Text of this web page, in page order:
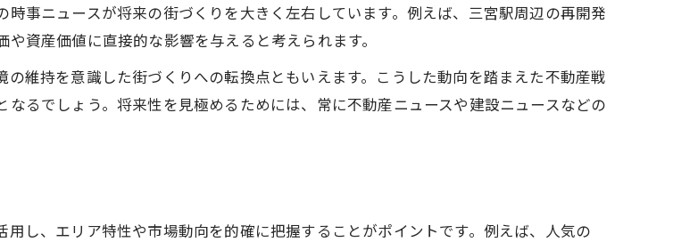
ュースで学ぶ神戸市の資産形成術
産ニュースから選ぶ安定投資の視点
事ネタで考える将来の資産価値
ニュースが示唆する投資判断のコツ
事ニュースが将来の街づくりを大きく左右しています。例えば、三宮駅周辺の再開発
資産価値に直接的な影響を与えると考えられます。
維持を意識した街づくりへの転換点ともいえます。こうした動向を踏まえた不動産戦
るでしょう。将来性を見極めるためには、常に不動産ニュースや建設ニュースなどの
し、エリア特性や市場動向を的確に把握することがポイントです。例えば、人気の